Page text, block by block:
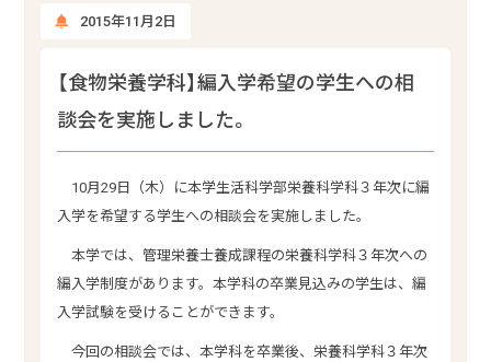
2015年11月2日
【食物栄養学科】編入学希望の学生への相
談会を実施しました。
10月29日（木）に本学生活科学部栄養科学科３年次に編
入学を希望する学生への相談会を実施しました。
本学では、管理栄養士養成課程の栄養科学科３年次への
編入学制度があります。本学科の卒業見込みの学生は、編
入学試験を受けることができます。
今回の相談会では、本学科を卒業後、栄養科学科３年次